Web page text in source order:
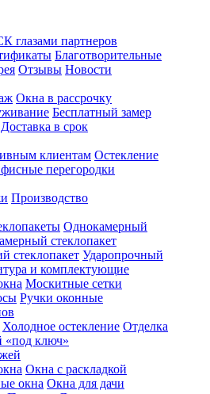
глазами партнеров
Благотворительные
Отзывы Новости
Окна в рассрочку
Бесплатный замер
Доставка в срок
клиентам Остекление
перегородки
Производство
Однокамерный
стеклопакет
стеклопакет Ударопрочный
и комплектующие
Москитные сетки
Ручки оконные
Холодное остекление Отделка
«под ключ»
Окна с раскладкой
окна Окна для дачи